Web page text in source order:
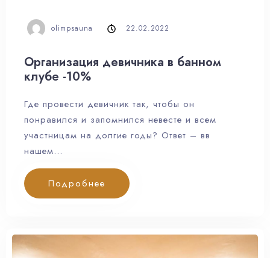
olimpsauna 22.02.2022
Организация девичника в банном
клубе -10%
Где провести девичник так, чтобы он
понравился и запомнился невесте и всем
участницам на долгие годы? Ответ – вв
нашем…
Подробнее